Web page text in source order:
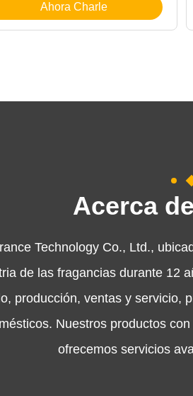
para el hogar
Ahora Charle
Acerca
Technology Co., Ltd.,
de las fragancias durante 12
producción, ventas y servicio,
Nuestros productos
ofrecemos servicios